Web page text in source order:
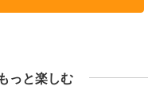
っと楽しむ